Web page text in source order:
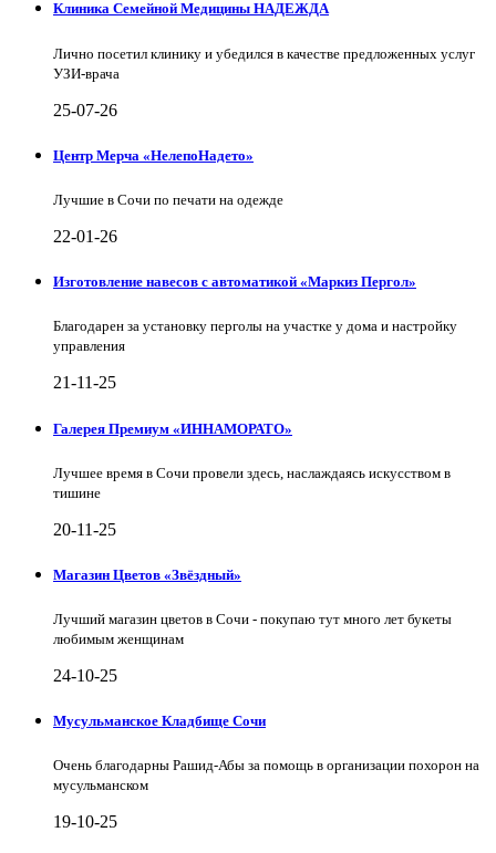
Клиника Семейной Медицины НАДЕЖДА
Лично посетил клинику и убедился в качестве предложенных услуг
УЗИ-врача
25-07-26
Центр Мерча «НелепоНадето»
Лучшие в Сочи по печати на одежде
22-01-26
Изготовление навесов с автоматикой «Маркиз Пергол»
Благодарен за установку перголы на участке у дома и настройку
управления
21-11-25
Галерея Премиум «ИННАМОРАТО»
Лучшее время в Сочи провели здесь, наслаждаясь искусством в
тишине
20-11-25
Магазин Цветов «Звёздный»
Лучший магазин цветов в Сочи - покупаю тут много лет букеты
любимым женщинам
24-10-25
Мусульманское Кладбище Сочи
Очень благодарны Рашид-Абы за помощь в организации похорон на
мусульманском
19-10-25